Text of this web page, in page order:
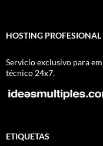
HOSTING PROFESIONAL
Servicio exclusivo para
técnico 24x7.
ETIQUETAS